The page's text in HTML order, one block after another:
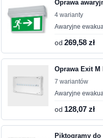
Oprawa
4 warianty
Awaryjne
od269,58 zł
Oprawa Exit M
7 wariantów
Awaryjne
od 128,07 zł
Piktogramy do